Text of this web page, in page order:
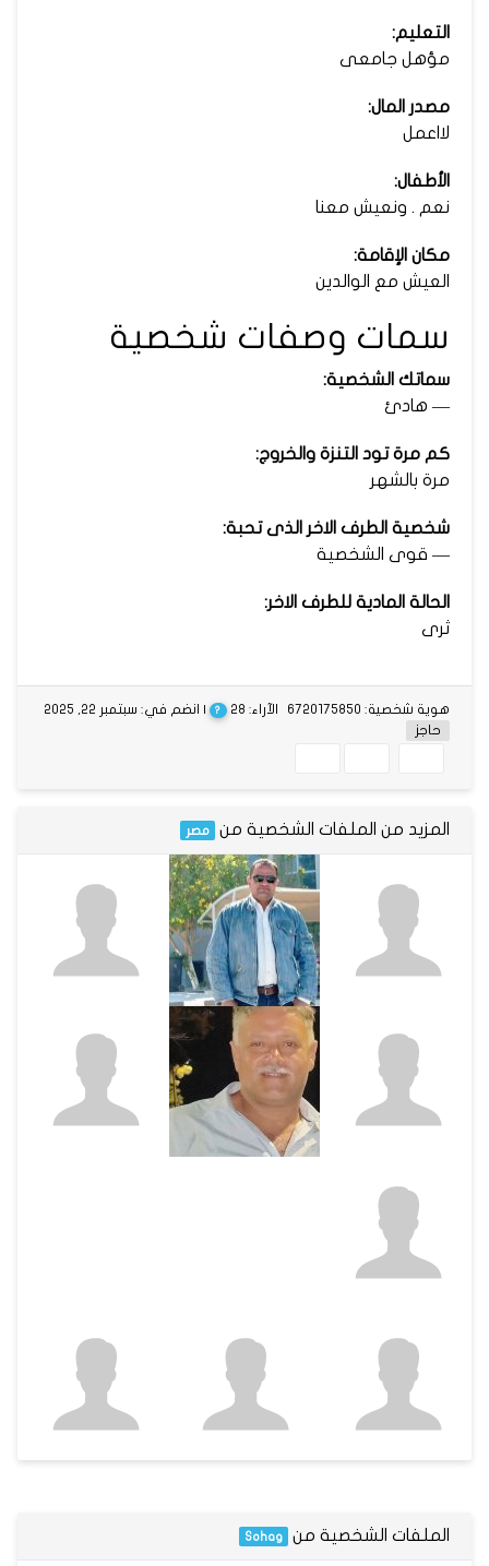
التعليم:
مؤهل جامعى
مصدر المال:
لااعمل
الأطفال:
نعم . ونعيش معنا
مكان الإقامة:
العيش مع الوالدين
سمات وصفات شخصية
سماتك الشخصية:
— هادئ
كم مرة تود التنزة والخروج:
مرة بالشهر
شخصية الطرف الاخر الذى تحبة:
— قوى الشخصية
الحالة المادية للطرف الاخر:
ثرى
الآراء: 28 ? | انضم في: سبتمبر 22, 2025
هوية شخصية: 6720175850
حاجز
المزيد من الملفات الشخصية من مصر
الملفات الشخصية من Sohag